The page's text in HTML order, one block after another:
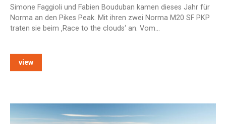
Simone Faggioli und Fabien Bouduban kamen dieses Jahr für
Norma an den Pikes Peak. Mit ihren zwei Norma M20 SF PKP
traten sie beim ‚Race to the clouds‘ an. Vom…
view